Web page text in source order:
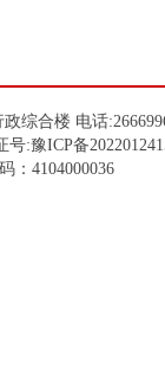
综合楼 电话
号:豫ICP备
4104000036